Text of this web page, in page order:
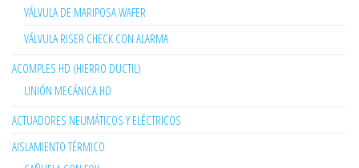
VÁLVULA DE MARIPOSA WAFER
VÁLVULA RISER CHECK CON ALARMA
ACOMPLES HD (HIERRO DUCTIL)
UNIÓN MECÁNICA HD
ACTUADORES NEUMÁTICOS Y ELÉCTRICOS
AISLAMIENTO TÉRMICO